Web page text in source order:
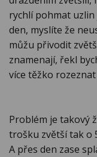
rychlí pohmat
den, myslíte že
můžu přivodit
znamenají, řekl
více těžko
Problém je takový
trošku zvětší tak o
A přes den zase